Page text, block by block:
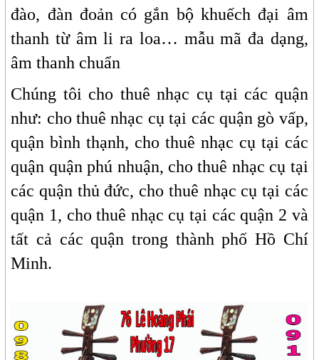
đào, đàn đoản có gắn bộ khuếch đại âm
thanh từ âm li ra loa… mẫu mã đa dạng,
âm thanh chuẩn
Chúng tôi cho thuê nhạc cụ tại các quận
như: cho thuê nhạc cụ tại các quận gò vấp,
quận bình thạnh, cho thuê nhạc cụ tại các
quận quận phú nhuận, cho thuê nhạc cụ tại
các quận thủ đức, cho thuê nhạc cụ tại các
quận 1, cho thuê nhạc cụ tại các quận 2 và
tất cả các quận trong thành phố Hồ Chí
Minh.